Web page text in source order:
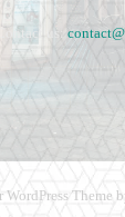
Contact us:
Theme